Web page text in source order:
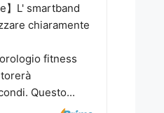
】L' smartband
chiaramente
fitness
Questo...